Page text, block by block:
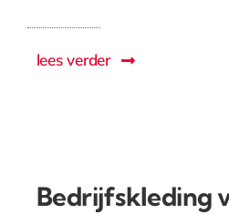
lees verder
Bedrijfskleding